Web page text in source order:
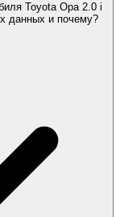
Toyota Opa 2.0 i
данных и почему?